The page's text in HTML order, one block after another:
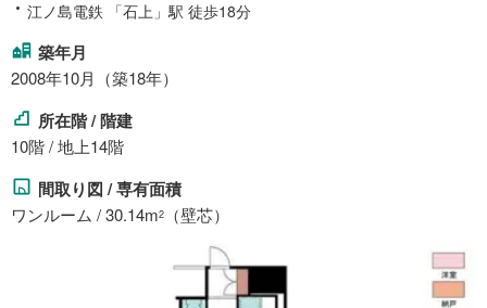
江ノ島電鉄 「石上」駅 徒歩18分
築年月
2008年10月（築18年）
所在階 / 階建
10階 / 地上14階
間取り図 / 専有面積
ワンルーム / 30.14m2 （壁芯）